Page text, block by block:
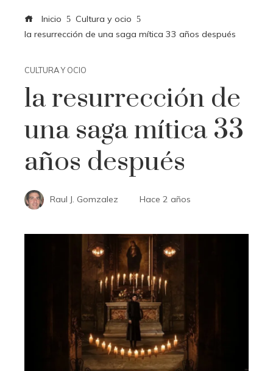
Inicio
Cultura y ocio
la resurrección de una saga mítica 33 años después
CULTURA Y OCIO
la resurrección de
una saga mítica 33
años después
Raul J. Gomzalez Hace 2 años